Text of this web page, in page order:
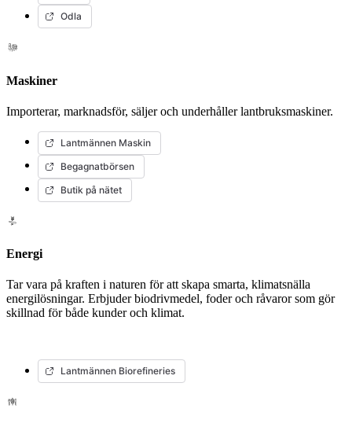
Odla
Maskiner
Importerar, marknadsför, säljer och underhåller lantbruksmaskiner.
Lantmännen Maskin
Begagnatbörsen
Butik på nätet
Energi
Tar vara på kraften i naturen för att skapa smarta, klimatsnälla
energilösningar. Erbjuder biodrivmedel, foder och råvaror som gör
skillnad för både kunder och klimat.
Lantmännen Biorefineries